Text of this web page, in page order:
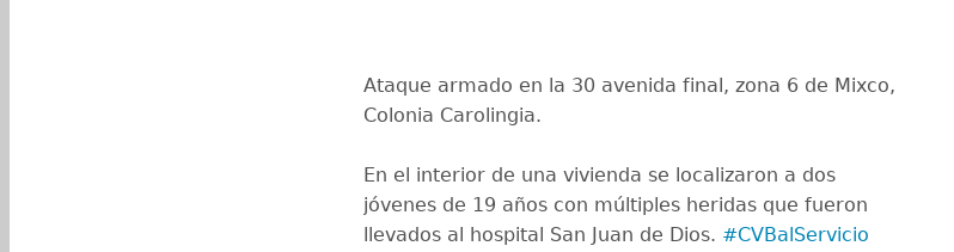
Ataque armado en la 30 avenida final, zona 6 de Mixco,
Colonia Carolingia.
En el interior de una vivienda se localizaron a dos
jóvenes de 19 años con múltiples heridas que fueron
llevados al hospital San Juan de Dios. #CVBalServicio